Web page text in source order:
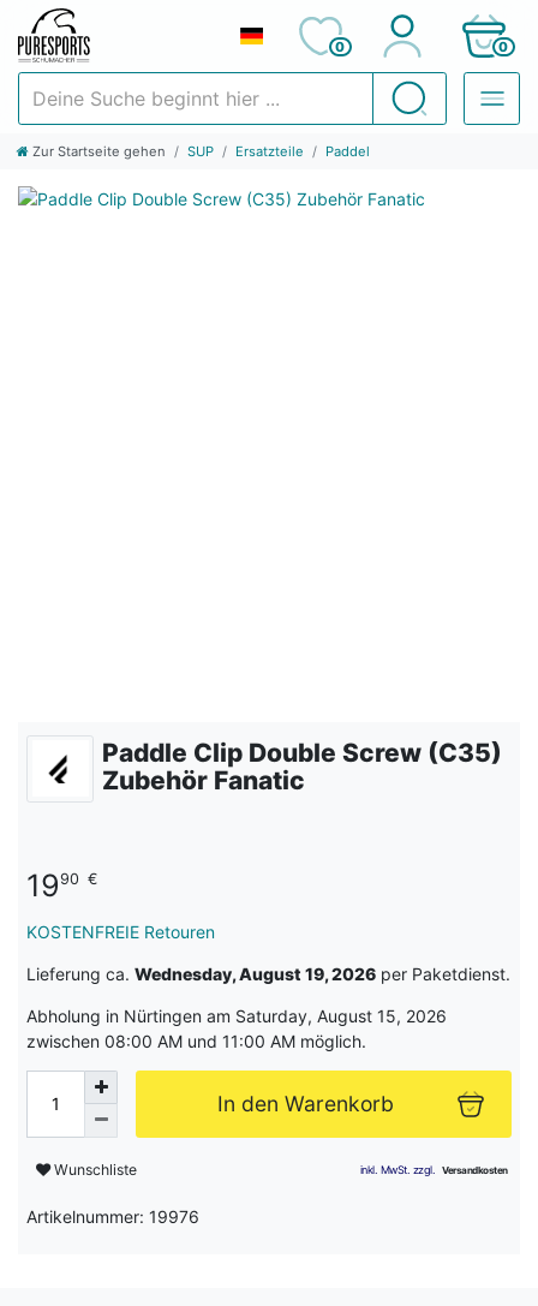
Suchen
0 0
Zur Startseite gehen SUP Ersatzteile Paddel
Paddle Clip Double Screw (C35)
Zubehör Fanatic
1990 €
KOSTENFREIE Retouren
Lieferung ca. Wednesday, August 19, 2026 per Paketdienst.
Abholung in Nürtingen am Saturday, August 15, 2026
zwischen 08:00 AM und 11:00 AM möglich.
In den Warenkorb
Wunschliste
Artikelnummer: 19976